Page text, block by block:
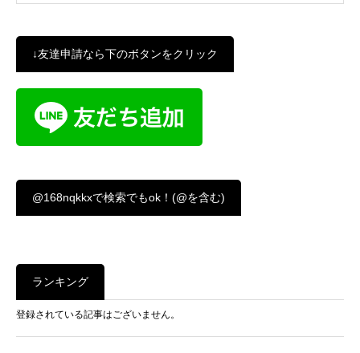
↓友達申請なら下のボタンをクリック
@168nqkkxで検索でもok！(@を含む)
ランキング
登録されている記事はございません。